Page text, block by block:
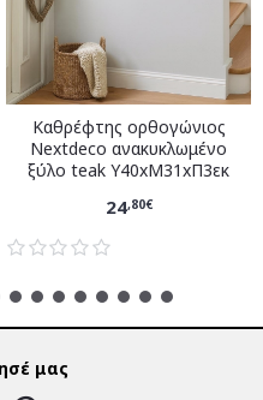
Καθρέφτης ορθογώνιος
Nextdeco ανακυκλωμένο
ξύλο teak Υ40xM31xΠ3εκ
24,80€
μας